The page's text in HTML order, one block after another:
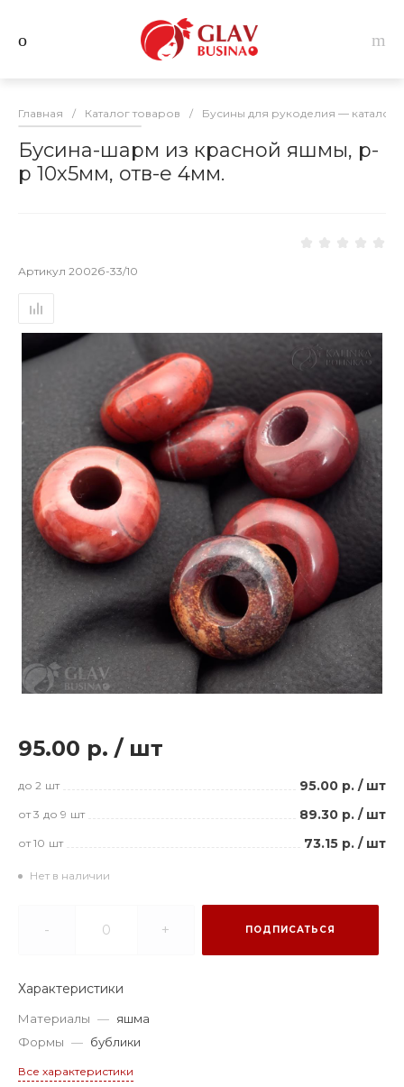
Главная / Каталог товаров / Бусины для рукоделия — каталог
Бусина-шарм из красной яшмы, р-
р 10х5мм, отв-е 4мм.
Артикул 2002б-33/10
95.00 р. / шт
до 2 шт 95.00 р. / шт
от 3 до 9 шт 89.30 р. / шт
от 10 шт 73.15 р. / шт
Нет в наличии
- + ПОДПИСАТЬСЯ
Характеристики
Материалы — яшма
Формы — бублики
Все характеристики